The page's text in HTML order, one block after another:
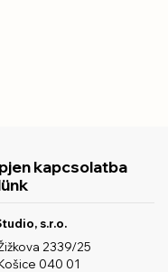
kapcsolatba
s.r.o.
2339/25
040 01